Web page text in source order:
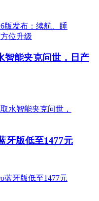
智能夹克问世，日产
牙版低至1477元